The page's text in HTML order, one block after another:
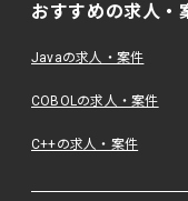
おすすめの求人・
Javaの求人・案件
COBOLの求人・案件
C++の求人・案件